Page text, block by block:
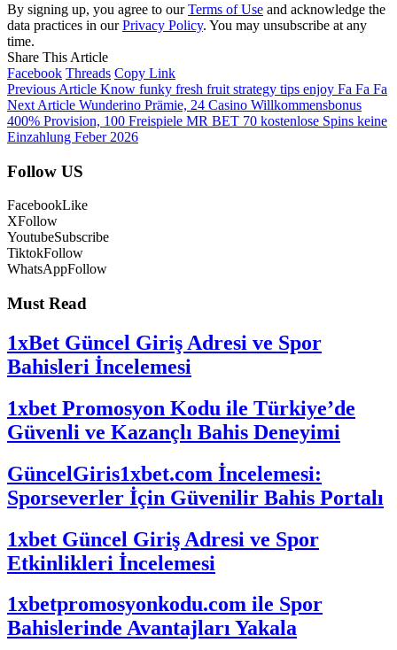
By signing up, you agree to ourTerms of Use and acknowledge the
data practices in ourPrivacy Policy. You may unsubscribe at any
time.
Share This Article
Facebook Threads Copy Link
Previous Article Know funky fresh fruit strategy tips enjoy Fa Fa Fa
Next Article Wunderino Prämie, 24 Casino Willkommensbonus
400% Provision, 100 Freispiele MR BET 70 kostenlose Spins keine
Einzahlung Feber 2026
Follow US
FacebookLike
XFollow
YoutubeSubscribe
TiktokFollow
WhatsAppFollow
Must Read
1xBet Güncel Giriş Adresi ve Spor
Bahisleri İncelemesi
1xbet Promosyon Kodu ile Türkiye’de
Güvenli ve Kazançlı Bahis Deneyimi
GüncelGiris1xbet.com İncelemesi:
Sporseverler İçin Güvenilir Bahis Portalı
1xbet Güncel Giriş Adresi ve Spor
Etkinlikleri İncelemesi
1xbetpromosyonkodu.com ile Spor
Bahislerinde Avantajları Yakala